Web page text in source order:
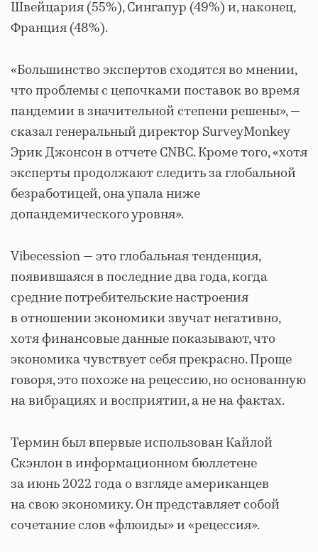
Швейцария (55%), Сингапур (49%) и, наконец,
Франция (48%).
«Большинство экспертов сходятся во мнении,
что проблемы с цепочками поставок во время
пандемии в значительной степени решены», —
сказал генеральный директор SurveyMonkey
Эрик Джонсон в отчете CNBC. Кроме того, «хотя
эксперты продолжают следить за глобальной
безработицей, она упала ниже
допандемического уровня».
Vibecession — это глобальная тенденция,
появившаяся в последние два года, когда
средние потребительские настроения
в отношении экономики звучат негативно,
хотя финансовые данные показывают, что
экономика чувствует себя прекрасно. Проще
говоря, это похоже на рецессию, но основанную
на вибрациях и восприятии, а не на фактах.
Термин был впервые использован Кайлой
Скэнлон в информационном бюллетене
за июнь 2022 года о взгляде американцев
на свою экономику. Он представляет собой
сочетание слов «флюиды» и «рецессия».